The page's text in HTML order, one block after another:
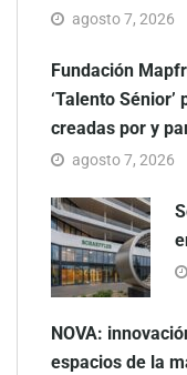
agosto 7, 2026
Fundación
‘Talento
creadas por y
agosto 7, 2026
NOVA:
espacios de la